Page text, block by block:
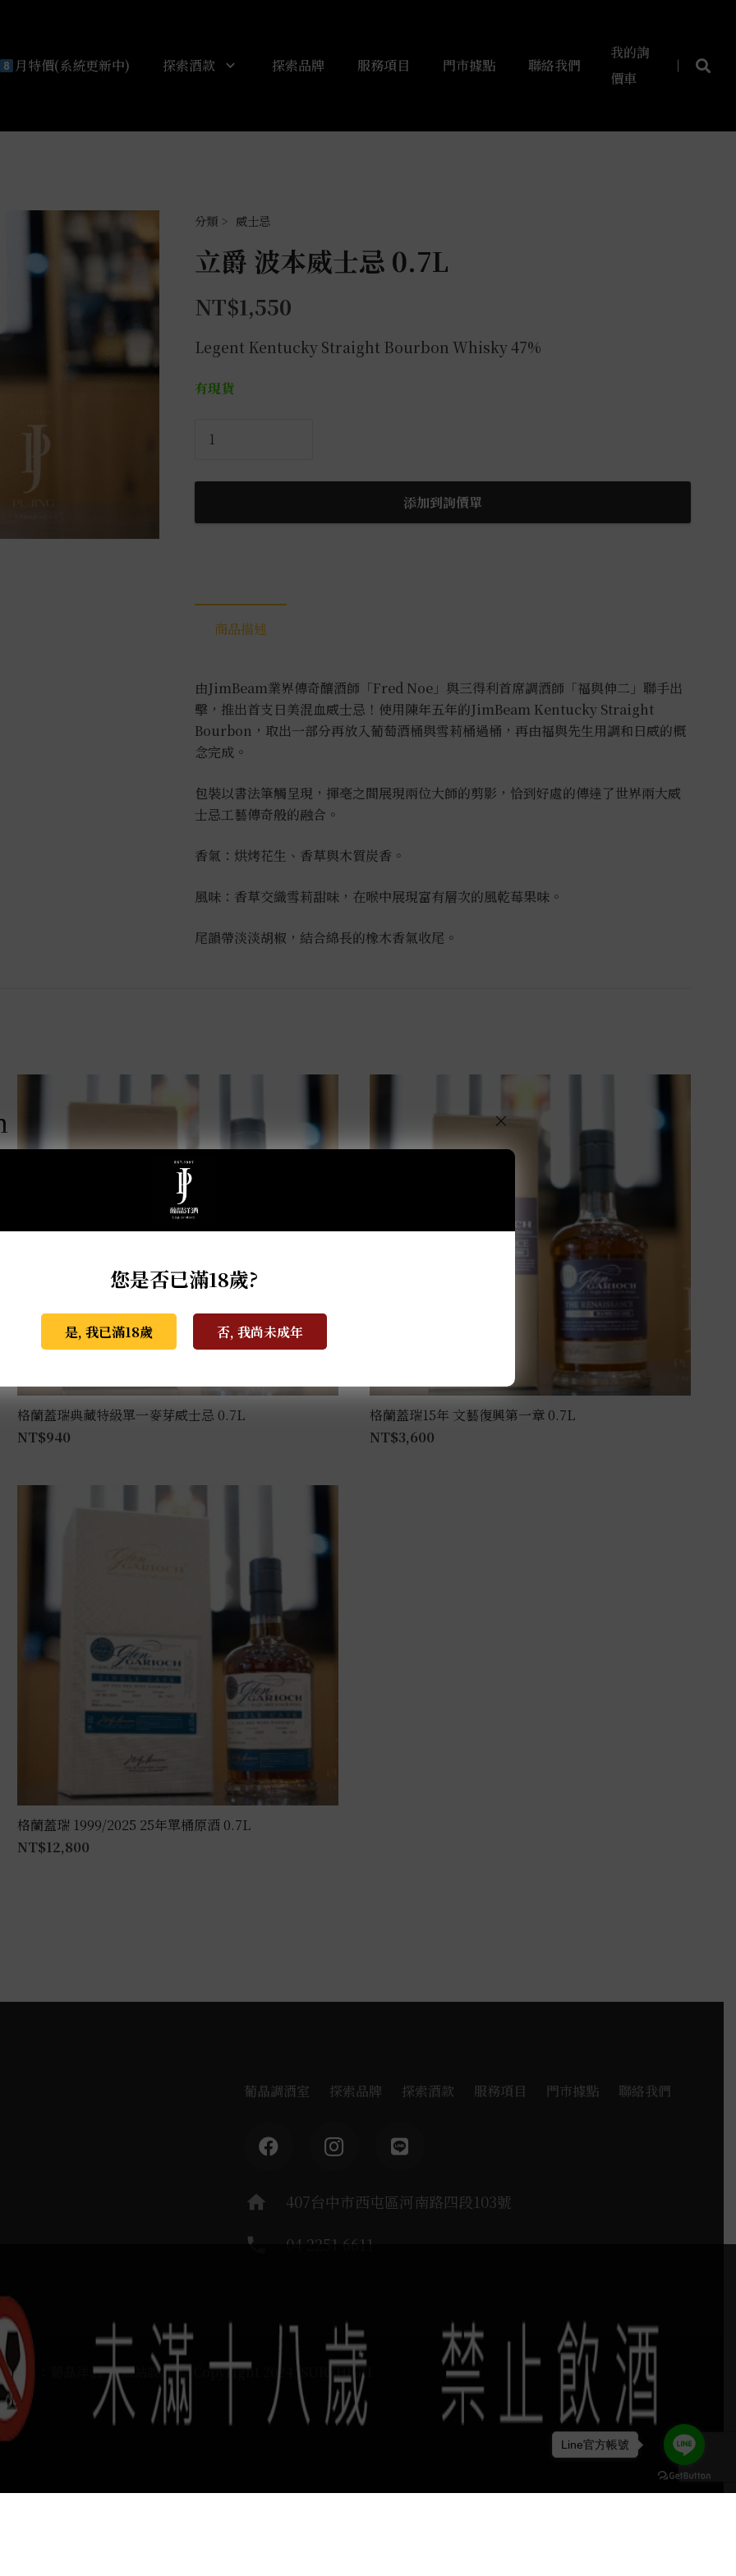
月特價(系統更新中) 探索酒款 探索品牌 服務項目 門市據點 聯絡我們
我的詢
價車
威士忌
立爵 波本威士忌 0.7L
NT$1,550
Legent Kentucky Straight Bourbon Whisky 47%
有現貨
數
添加到詢價單
商品描述
由JimBeam業界傳奇釀酒師「Fred Noe」與三得利首席調酒師「福與伸二」聯手出
擊，推出首支日美混血威士忌！使用陳年五年的JimBeam Kentucky Straight
Bourbon，取出一部分再放入葡萄酒桶與雪莉桶過桶，再由福與先生用調和日威的概
念完成。
包裝以書法筆觸呈現，揮毫之間展現兩位大師的剪影，恰到好處的傳達了世界兩大威
士忌工藝傳奇般的融合。
香氣：烘烤花生、香草與木質炭香。
風味：香草交織雪莉甜味，在喉中展現富有層次的風乾莓果味。
尾韻帶淡淡胡椒，結合綿長的橡木香氣收尾。
格蘭蓋瑞典藏特級單一麥芽威士忌 0.7L
NT$940
格蘭蓋瑞15年 文藝復興第一章 0.7L
NT$3,600
格蘭蓋瑞 1999/2025 25年單桶原酒 0.7L
NT$12,800
葡晶調酒室 探索品牌 探索酒款 服務項目 門市據點 聯絡我們
home 407台中市西屯區河南路四段103號
phone 04 2251 6611
負責：葡晶洋酒 / 網站設計 Ⓒ Copyright 2024, SUREHIGH
您是否已滿18歲?
是, 我已滿18歲 否, 我尚未成年
×
Line官方帳號